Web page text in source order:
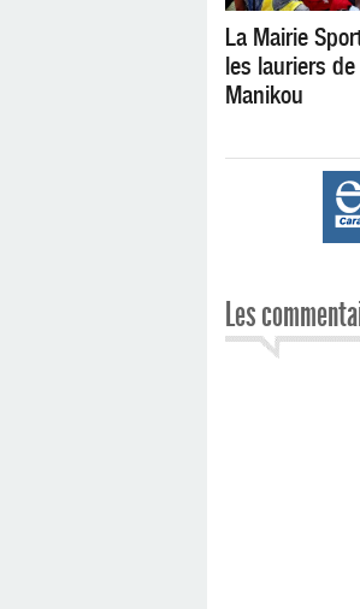
La Mairie
les lauriers de
Manikou
Les